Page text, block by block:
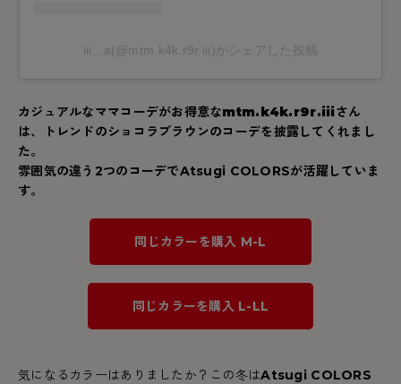
iii...a(@mtm.k4k.r9r.iii)がシェアした投稿
カジュアルなママコーデがお得意なmtm.k4k.r9r.iiiさん
は、トレンドのショコラブラウンのコーデを披露してくれまし
た。
雰囲気の違う2つのコーデでAtsugi COLORSが活躍していま
す。
同じカラーを購入 M-L
同じカラーを購入 L-LL
気になるカラーはありましたか？この冬はAtsugi COLORS